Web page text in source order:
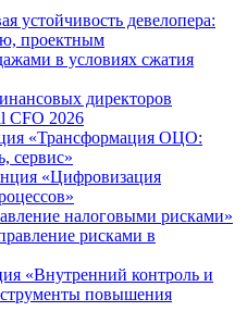
устойчивость девелопера:
проектным
в условиях сжатия
директоров
CFO 2026
«Трансформация ОЦО:
сервис»
«Цифровизация
налоговыми рисками»
рисками в
«Внутренний контроль и
повышения